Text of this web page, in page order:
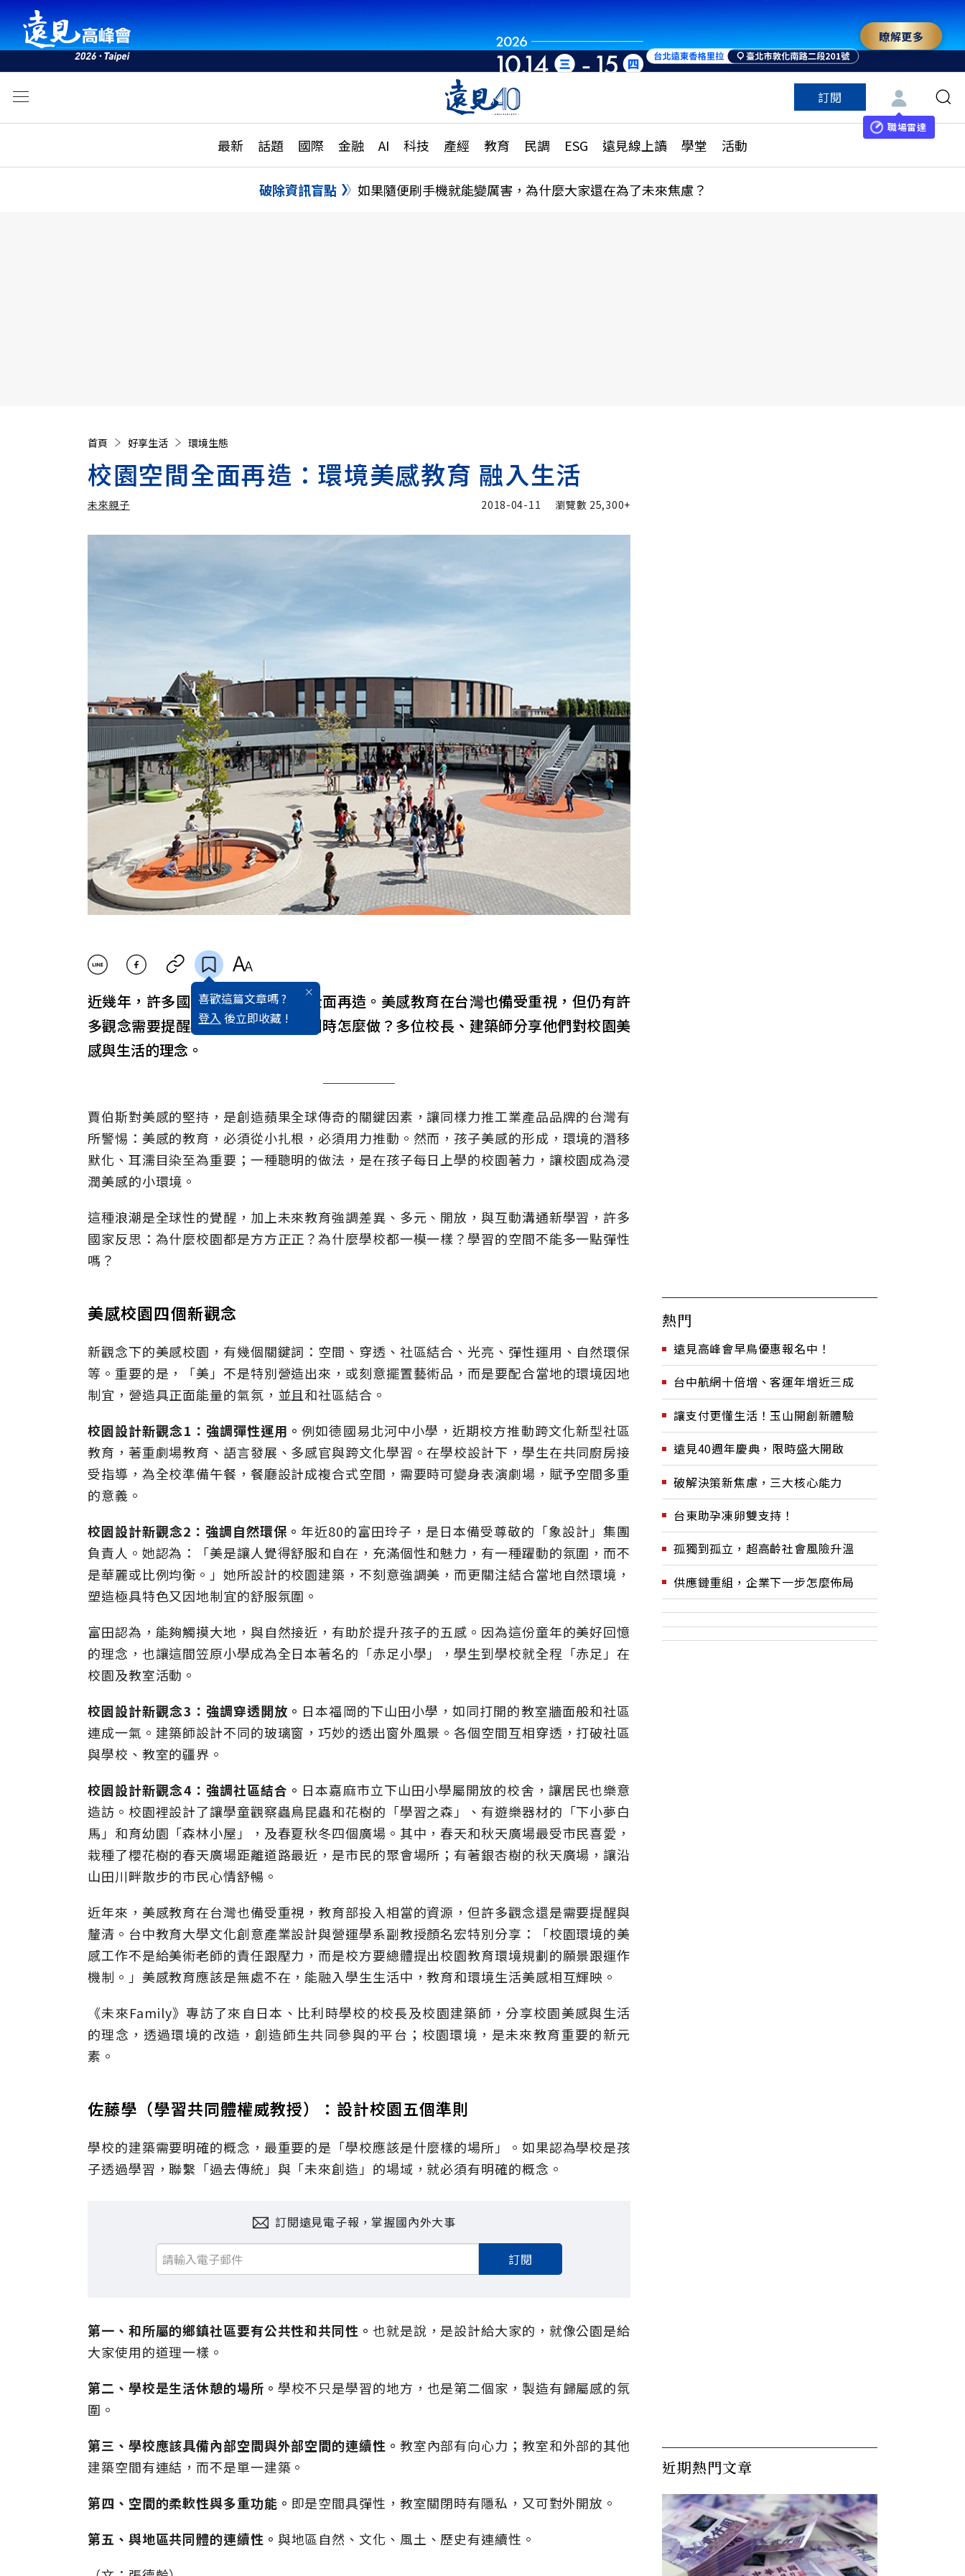
瞭解更多
訂閱
職場雷達
最新 話題 國際 金融 AI 科技 產經 教育 民調 ESG 遠見線上讀 學堂 活動
活動
話題
國際
特輯
大學升學、職涯攻略
縣市施政調查全解析
更多訂閱方案
特色頻道
破除資訊盲點 如果隨便刷手機就能變厲害，為什麼大家還在為了未來焦慮？
首頁 好享生活 環境生態
校園空間全面再造：環境美感教育 融入生活
未來親子 2018-04-11 瀏覽數 25,300+
喜歡這篇文章嗎 ?
登入 後立即收藏 !
近幾年，許多國家推動了校園空間全面再造。美感教育在台灣也備受重視，但仍有許
多觀念需要提醒與釐清。日本、比利時怎麼做？多位校長、建築師分享他們對校園美
感與生活的理念。
賈伯斯對美感的堅持，是創造蘋果全球傳奇的關鍵因素，讓同樣力推工業產品品牌的台灣有
所警惕：美感的教育，必須從小扎根，必須用力推動。然而，孩子美感的形成，環境的潛移
默化、耳濡目染至為重要；一種聰明的做法，是在孩子每日上學的校園著力，讓校園成為浸
潤美感的小環境。
這種浪潮是全球性的覺醒，加上未來教育強調差異、多元、開放，與互動溝通新學習，許多
國家反思：為什麼校園都是方方正正？為什麼學校都一模一樣？學習的空間不能多一點彈性
嗎？
美感校園四個新觀念
新觀念下的美感校園，有幾個關鍵詞：空間、穿透、社區結合、光亮、彈性運用、自然環保
等。重要的是，「美」不是特別營造出來，或刻意擺置藝術品，而是要配合當地的環境因地
制宜，營造具正面能量的氣氛，並且和社區結合。
校園設計新觀念1：強調彈性運用。例如德國易北河中小學，近期校方推動跨文化新型社區
教育，著重劇場教育、語言發展、多感官與跨文化學習。在學校設計下，學生在共同廚房接
受指導，為全校準備午餐，餐廳設計成複合式空間，需要時可變身表演劇場，賦予空間多重
的意義。
校園設計新觀念2：強調自然環保。年近80的富田玲子，是日本備受尊敬的「象設計」集團
負責人。她認為：「美是讓人覺得舒服和自在，充滿個性和魅力，有一種躍動的氛圍，而不
是華麗或比例均衡。」她所設計的校園建築，不刻意強調美，而更關注結合當地自然環境，
塑造極具特色又因地制宜的舒服氛圍。
富田認為，能夠觸摸大地，與自然接近，有助於提升孩子的五感。因為這份童年的美好回憶
的理念，也讓這間笠原小學成為全日本著名的「赤足小學」，學生到學校就全程「赤足」在
校園及教室活動。
校園設計新觀念3：強調穿透開放。 日本福岡的下山田小學，如同打開的教室牆面般和社區
連成一氣。建築師設計不同的玻璃窗，巧妙的透出窗外風景。各個空間互相穿透，打破社區
與學校、教室的疆界。
校園設計新觀念4：強調社區結合。 日本嘉麻市立下山田小學屬開放的校舍，讓居民也樂意
造訪。校園裡設計了讓學童觀察蟲鳥昆蟲和花樹的「學習之森」、有遊樂器材的「下小夢白
馬」和育幼園「森林小屋」，及春夏秋冬四個廣場。其中，春天和秋天廣場最受市民喜愛，
栽種了櫻花樹的春天廣場距離道路最近，是市民的聚會場所；有著銀杏樹的秋天廣場，讓沿
山田川畔散步的市民心情舒暢。
近年來，美感教育在台灣也備受重視，教育部投入相當的資源，但許多觀念還是需要提醒與
釐清。台中教育大學文化創意產業設計與營運學系副教授顏名宏特別分享：「校園環境的美
感工作不是給美術老師的責任跟壓力，而是校方要總體提出校園教育環境規劃的願景跟運作
機制。」美感教育應該是無處不在，能融入學生生活中，教育和環境生活美感相互輝映。
《未來Family》專訪了來自日本、比利時學校的校長及校園建築師，分享校園美感與生活
的理念，透過環境的改造，創造師生共同參與的平台；校園環境，是未來教育重要的新元
素。
佐藤學（學習共同體權威教授）：設計校園五個準則
學校的建築需要明確的概念，最重要的是「學校應該是什麼樣的場所」。如果認為學校是孩
子透過學習，聯繫「過去傳統」與「未來創造」的場域，就必須有明確的概念。
訂閱遠見電子報，掌握國內外大事
訂閱
第一、和所屬的鄉鎮社區要有公共性和共同性。 也就是說，是設計給大家的，就像公園是給
大家使用的道理一樣。
第二、學校是生活休憩的場所。 學校不只是學習的地方，也是第二個家，製造有歸屬感的氛
圍。
第三、學校應該具備內部空間與外部空間的連續性。 教室內部有向心力；教室和外部的其他
建築空間有連結，而不是單一建築。
第四、空間的柔軟性與多重功能。 即是空間具彈性，教室關閉時有隱私，又可對外開放。
第五、與地區共同體的連續性。 與地區自然、文化、風土、歷史有連續性。
熱門
遠見高峰會早鳥優惠報名中！
台中航網十倍增、客運年增近三成
讓支付更懂生活！玉山開創新體驗
遠見40週年慶典，限時盛大開啟
破解決策新焦慮，三大核心能力
台東助孕凍卵雙支持！
孤獨到孤立，超高齡社會風險升溫
供應鏈重組，企業下一步怎麼佈局
近期熱門文章